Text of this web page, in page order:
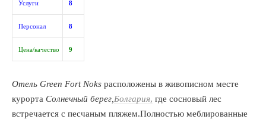
Услуги 8
Персонал 8
Цена/качество 9
Отель Green Fort Noks расположены в живописном месте
курорта Солнечный берег, Болгария, где сосновый лес
встречается с песчаным пляжем.Полностью меблированные